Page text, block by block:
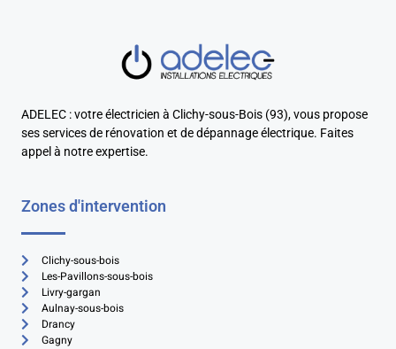
ADELEC : votre électricien à Clichy-sous-Bois (93), vous propose
ses services de rénovation et de dépannage électrique. Faites
appel à notre expertise.
Zones d'intervention
Clichy-sous-bois
Les-Pavillons-sous-bois
Livry-gargan
Aulnay-sous-bois
Drancy
Gagny